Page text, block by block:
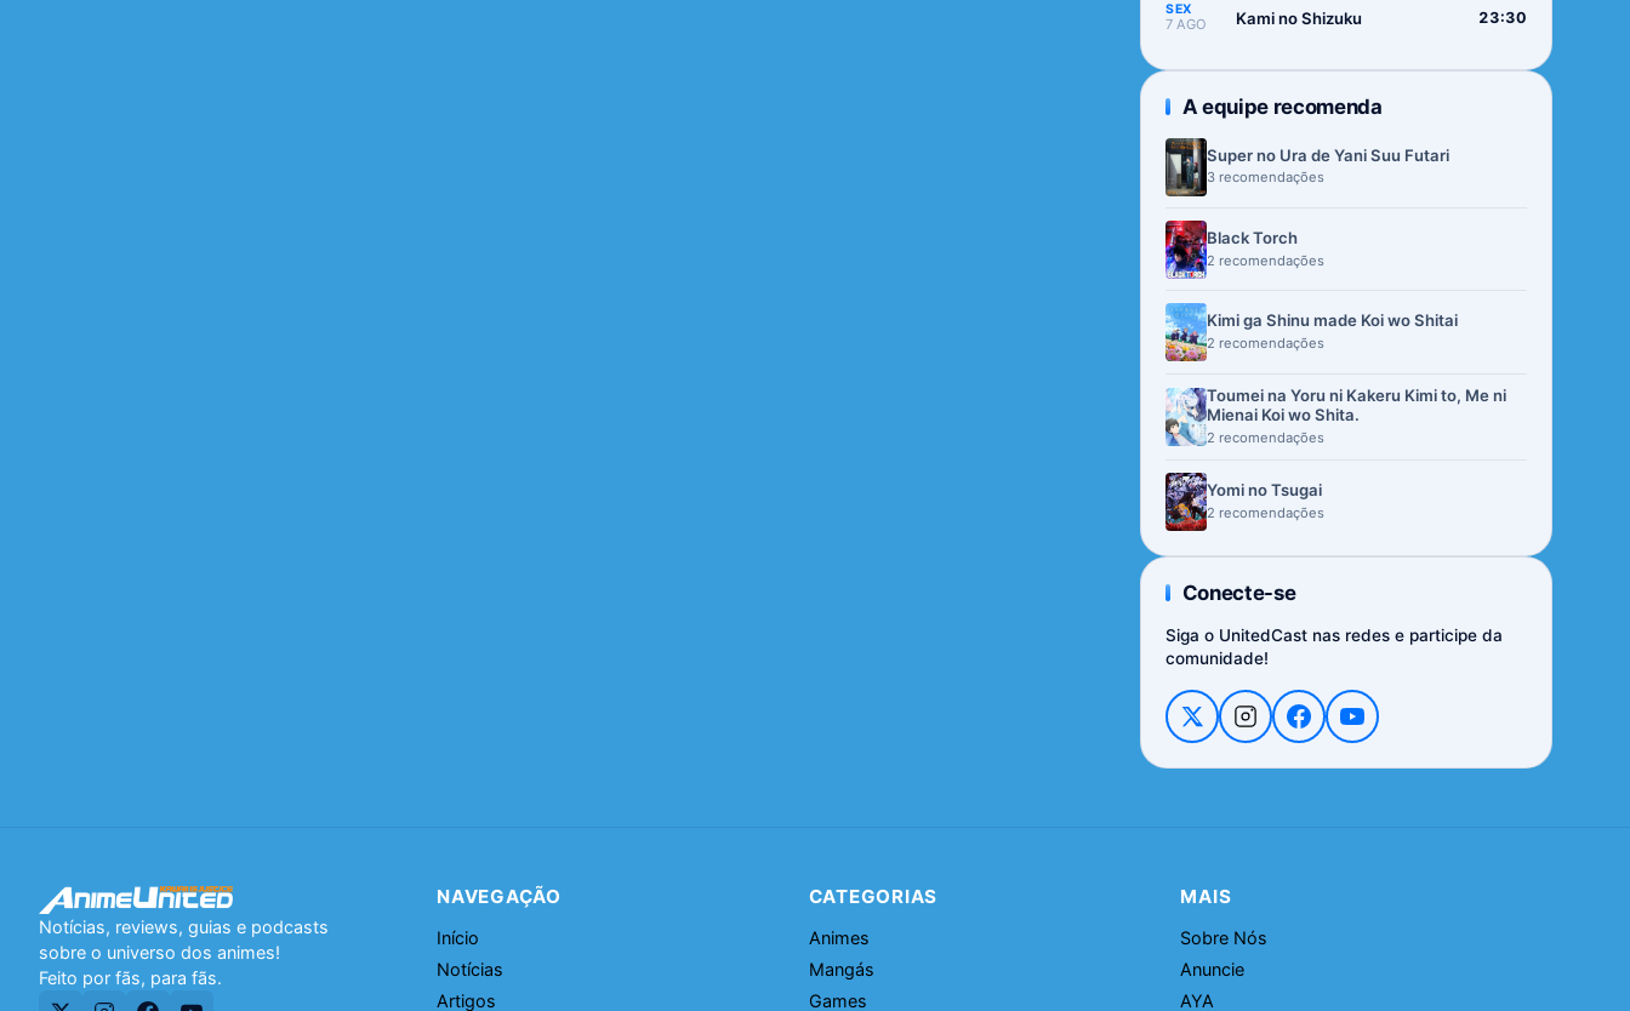
SEX
7 AGO Kami no Shizuku 23:30
A equipe recomenda
Super no Ura de Yani Suu Futari
3 recomendações
Black Torch
2 recomendações
Kimi ga Shinu made Koi wo Shitai
2 recomendações
Toumei na Yoru ni Kakeru Kimi to, Me ni
Mienai Koi wo Shita.
2 recomendações
Yomi no Tsugai
2 recomendações
Conecte-se
Siga o UnitedCast nas redes e participe da
comunidade!
Notícias, reviews, guias e podcasts
sobre o universo dos animes!
Feito por fãs, para fãs.
NAVEGAÇÃO
Início
Notícias
Artigos
CATEGORIAS
Animes
Mangás
Games
MAIS
Sobre Nós
Anuncie
AYA